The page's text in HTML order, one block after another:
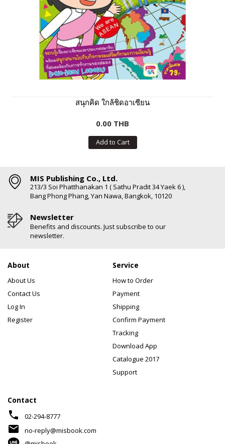
สนุกคิด ใกล้ชิดอาเซียน
0.00 THB
Add to Cart
MIS Publishing Co., Ltd.
213/3 Soi Phatthanakan 1 ( Sathu Pradit 34 Yaek 6 ),
Bang Phong Phang, Yan Nawa, Bangkok, 10120
Newsletter
Benefits and discounts. Just subscribe to our
newsletter.
About
About Us
Contact Us
Log In
Register
Service
How to Order
Payment
Shipping
Confirm Payment
Tracking
Download App
Catalogue 2017
Support
Contact
phone 02-294-8777
mail
no-reply@misbook.com